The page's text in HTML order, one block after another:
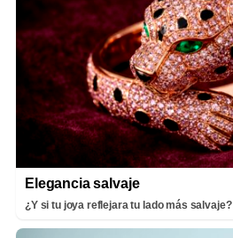
Elegancia salvaje
¿Y si tu joya reflejara tu lado más salvaje?